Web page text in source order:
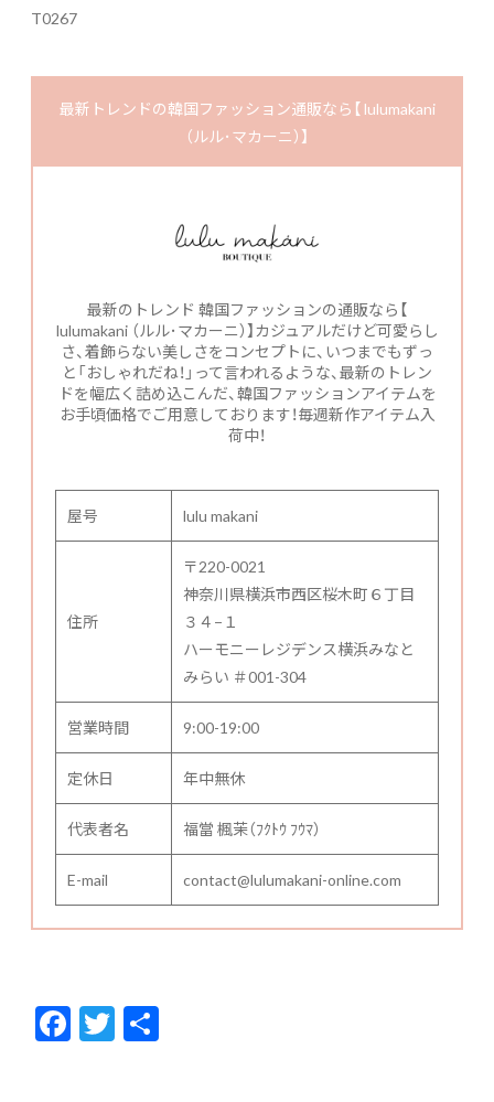
T0267
最新トレンドの韓国ファッション通販なら【 lulumakani
（ルル･マカーニ）】
最新のトレンド 韓国ファッションの通販なら【
lulumakani （ルル･マカーニ）】カジュアルだけど可愛らし
さ、着飾らない美しさをコンセプトに、いつまでもずっ
と「おしゃれだね！」って言われるような、最新のトレン
ドを幅広く詰め込こんだ、韓国ファッションアイテムを
お手頃価格でご用意しております！毎週新作アイテム入
荷中！
屋号 lulu makani
住所
〒220-0021
神奈川県横浜市西区桜木町６丁目
３４−１
ハーモニーレジデンス横浜みなと
みらい ＃001-304
営業時間 9:00-19:00
定休日 年中無休
代表者名 福當 楓茉（ﾌｸﾄｳ ﾌｳﾏ）
E-mail contact@lulumakani-online.com
F
ac
T
w